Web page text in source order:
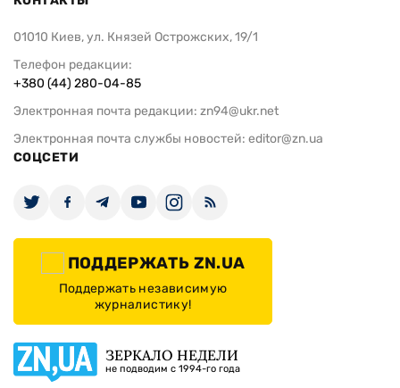
01010 Киев, ул. Князей Острожских, 19/1
Телефон редакции:
+380 (44) 280-04-85
Электронная почта редакции: zn94@ukr.net
Электронная почта службы новостей: editor@zn.ua
СОЦСЕТИ
ПОДДЕРЖАТЬ ZN.UA
Поддержать независимую
журналистику!
ЗЕРКАЛО НЕДЕЛИ
не подводим с 1994-го года